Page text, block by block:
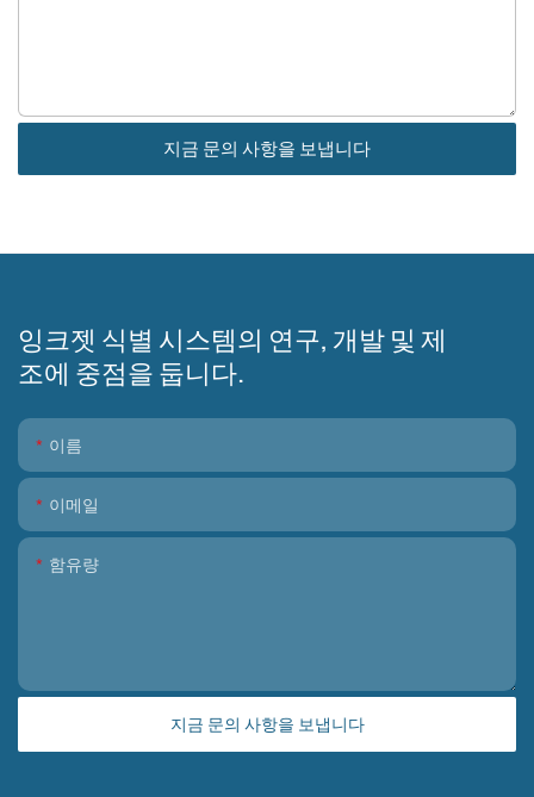
지금 문의 사항을 보냅니다
잉크젯 식별 시스템의 연구, 개발 및 제
조에 중점을 둡니다.
이름
이메일
함유량
지금 문의 사항을 보냅니다